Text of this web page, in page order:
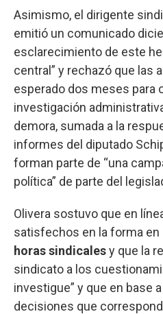
Asimismo, el dirigente
emitió un comunicado
esclarecimiento de este
central” y rechazó que las
esperado dos meses para
investigación
demora, sumada a la
informes del diputado
forman parte de “una
política” de parte del
Olivera sostuvo que en
satisfechos en la forma en
horas sindicalesy que la
sindicato a los
investigue” y que en base
decisiones que